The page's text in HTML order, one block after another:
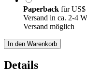
Paperback fürUS$
Versand in ca. 2-4
Versand möglich
In den Warenkorb
Details